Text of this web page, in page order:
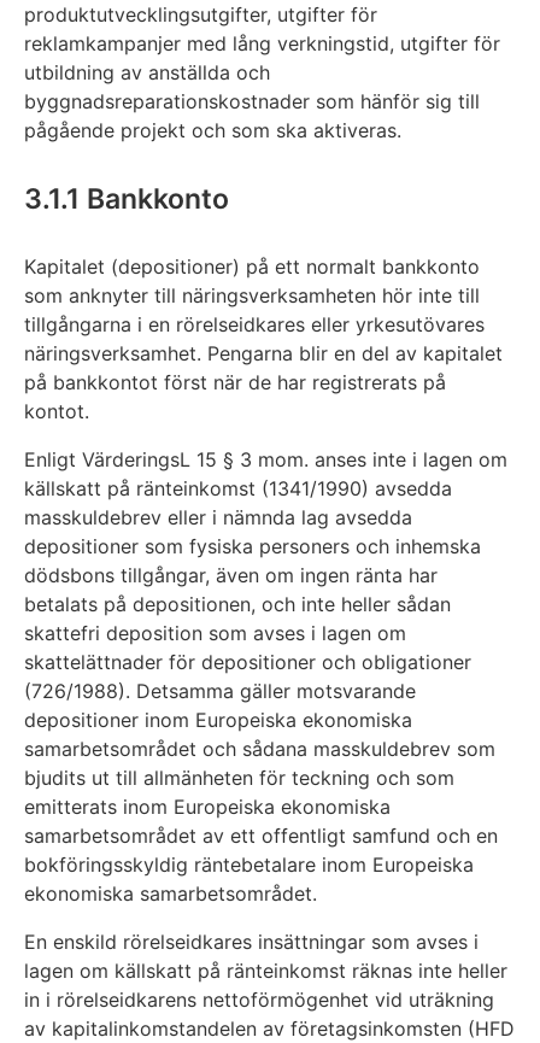
produktutvecklingsutgifter, utgifter för
reklamkampanjer med lång verkningstid, utgifter för
utbildning av anställda och
byggnadsreparationskostnader som hänför sig till
pågående projekt och som ska aktiveras.
3.1.1 Bankkonto
Kapitalet (depositioner) på ett normalt bankkonto
som anknyter till näringsverksamheten hör inte till
tillgångarna i en rörelseidkares eller yrkesutövares
näringsverksamhet. Pengarna blir en del av kapitalet
på bankkontot först när de har registrerats på
kontot.
Enligt VärderingsL 15 § 3 mom. anses inte i lagen om
källskatt på ränteinkomst (1341/1990) avsedda
masskuldebrev eller i nämnda lag avsedda
depositioner som fysiska personers och inhemska
dödsbons tillgångar, även om ingen ränta har
betalats på depositionen, och inte heller sådan
skattefri deposition som avses i lagen om
skattelättnader för depositioner och obligationer
(726/1988). Detsamma gäller motsvarande
depositioner inom Europeiska ekonomiska
samarbetsområdet och sådana masskuldebrev som
bjudits ut till allmänheten för teckning och som
emitterats inom Europeiska ekonomiska
samarbetsområdet av ett offentligt samfund och en
bokföringsskyldig räntebetalare inom Europeiska
ekonomiska samarbetsområdet.
En enskild rörelseidkares insättningar som avses i
lagen om källskatt på ränteinkomst räknas inte heller
in i rörelseidkarens nettoförmögenhet vid uträkning
av kapitalinkomstandelen av företagsinkomsten (HFD